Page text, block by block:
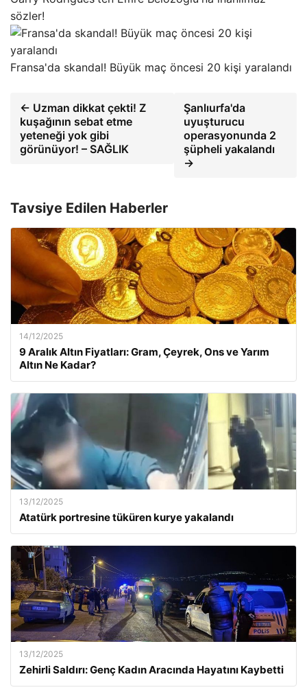
sözler!
Fransa'da skandal! Büyük maç öncesi 20 kişi yaralandı
← Uzman dikkat çekti! Z
kuşağının sebat etme
yeteneği yok gibi
görünüyor! – SAĞLIK
Şanlıurfa'da
uyuşturucu
operasyonunda 2
şüpheli yakalandı
→
Tavsiye Edilen Haberler
14/12/2025
9 Aralık Altın Fiyatları: Gram, Çeyrek, Ons ve Yarım
Altın Ne Kadar?
13/12/2025
Atatürk portresine tüküren kurye yakalandı
13/12/2025
Zehirli Saldırı: Genç Kadın Aracında Hayatını Kaybetti